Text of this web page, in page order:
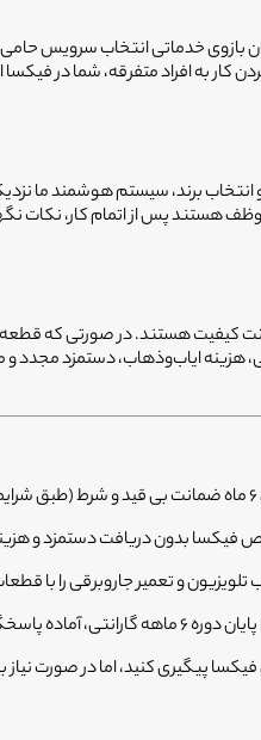
و انتخاب برند، سیستم هوشمند
هستند پس از اتمام کار، نکات
دستگاه بعد از تعمیر، کابوس هر خانه‌ای است. تمام خدمات تعمیر
ایاب‌وذهاب، دستمزد مجدد و
فیکسا بدون دریافت دستمزد و
و تعمیر جاروبرقی را با